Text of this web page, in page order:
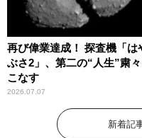
再び偉業達成！ 探査機「は
ぶさ2」、第二の“人生”粛々
こなす
2026.07.07
新着記